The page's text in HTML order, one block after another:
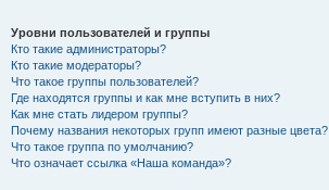
Уровни пользователей и группы
Кто такие администраторы?
Кто такие модераторы?
Что такое группы пользователей?
Где находятся группы и как мне вступить в них?
Как мне стать лидером группы?
Почему названия некоторых групп имеют разные цвета?
Что такое группа по умолчанию?
Что означает ссылка «Наша команда»?